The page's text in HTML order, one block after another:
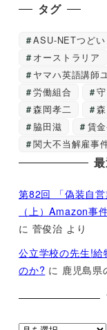
タグ
ASU-NETつどい
オーストラリア
ヤマハ英語講師
労働組合
森岡孝二
脇田滋
賃
関大不当解雇事
第82回 「偽装自
（上）Amazon事
に 菅俊治 より
公立学校の先生!
のか? に 鹿児島県